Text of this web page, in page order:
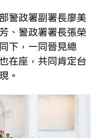
警政署副署長廖美
、警政署署長張榮
下，一同晉見總
在座，共同肯定台
。